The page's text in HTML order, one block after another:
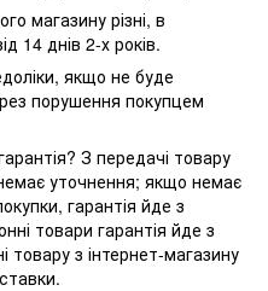
магазину різні, в
14 днів 2-х років.
якщо не буде
порушення покупцем
З передачі товару
уточнення; якщо немає
гарантія йде з
товари гарантія йде з
товару з інтернет-магазину